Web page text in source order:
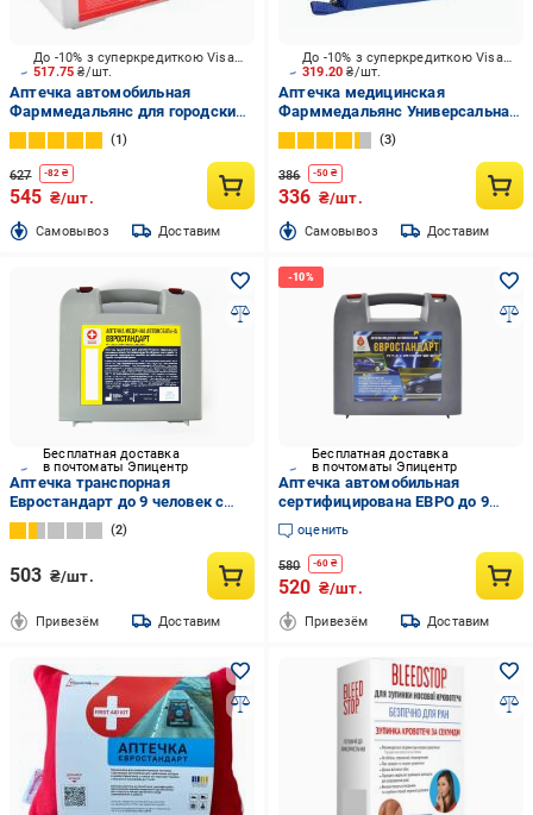
517.75₴/шт.
До -10% з суперкредиткою Visa Вигода
Аптечка автомобильная
Фарммедальянс для городских
автобусов и микроавтобусов в
кейсе-2
1
627 -82 ₴
545 ₴/шт.
Cамовывоз Доставим
319.20₴/шт.
До -10% з суперкредиткою Visa Вигода
Аптечка медицинская
Фарммедальянс Универсальная
тип С
3
386 -50 ₴
336 ₴/шт.
Cамовывоз Доставим
Бесплатная доставка
в почтоматы Эпицентр
Аптечка транспорная
Евростандарт до 9 человек с
термопокрывалом (278934)
2
503 ₴/шт.
Привезём Доставим
Бесплатная доставка
в почтоматы Эпицентр
Аптечка автомобильная
сертифицирована ЕВРО до 9
человек для путешествий в
Европу Серый
оценить
580 -60 ₴
520 ₴/шт.
Привезём Доставим